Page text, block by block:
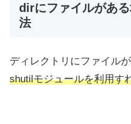
dirにファイルがあ
法
ディレクトリにファイル
shutilモジュールを利用す